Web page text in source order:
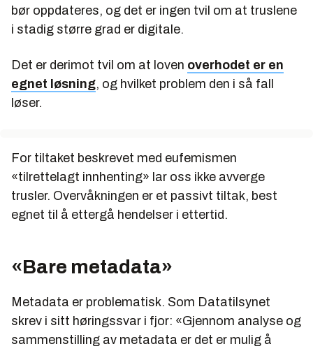
bør oppdateres, og det er ingen tvil om at truslene
i stadig større grad er digitale.
Det er derimot tvil om at loven overhodet er en
egnet løsning, og hvilket problem den i så fall
løser.
For tiltaket beskrevet med eufemismen
«tilrettelagt innhenting» lar oss ikke avverge
trusler. Overvåkningen er et passivt tiltak, best
egnet til å ettergå hendelser i ettertid.
«Bare metadata»
Metadata er problematisk. Som Datatilsynet
skrev i sitt høringssvar i fjor: «Gjennom analyse og
sammenstilling av metadata er det er mulig å